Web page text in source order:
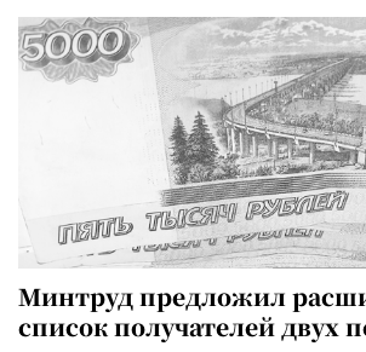
Минтруд предложил
список получателей двух